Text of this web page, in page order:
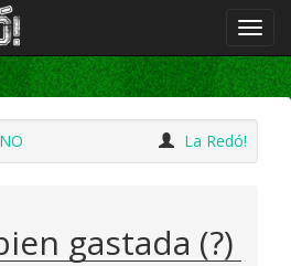
La Redó!
gastada (?)